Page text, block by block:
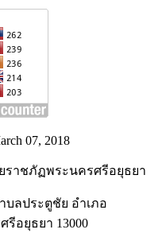
07, 2018
าชภัฏพระนครศรีอยุธยา
บลประตูชัย อำเภอ
อยุธยา 13000